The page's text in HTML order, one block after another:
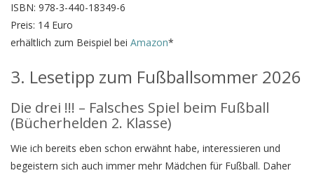
ISBN: 978-3-440-18349-6
Preis: 14 Euro
erhältlich zum Beispiel bei Amazon*
3. Lesetipp zum Fußballsommer 2026
Die drei !!! – Falsches Spiel beim Fußball
(Bücherhelden 2. Klasse)
Wie ich bereits eben schon erwähnt habe, interessieren und
begeistern sich auch immer mehr Mädchen für Fußball. Daher